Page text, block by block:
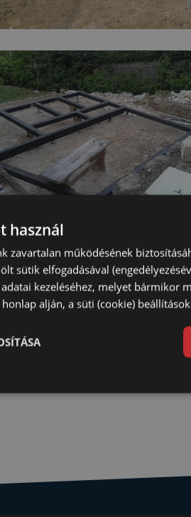
használ
zavartalan működésének
sütik elfogadásával
kezeléséhez, melyet bármikor
alján, a süti (cookie)